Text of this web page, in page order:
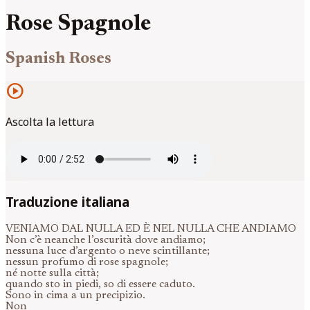
Rose Spagnole
Spanish Roses
play_circle
Ascolta la lettura
Traduzione italiana
VENIAMO DAL NULLA ED È NEL NULLA CHE ANDIAMO
Non c’è neanche l’oscurità dove andiamo;
nessuna luce d’argento o neve scintillante;
nessun profumo di rose spagnole;
né notte sulla città;
quando sto in piedi, so di essere caduto.
Sono in cima a un precipizio.
Non